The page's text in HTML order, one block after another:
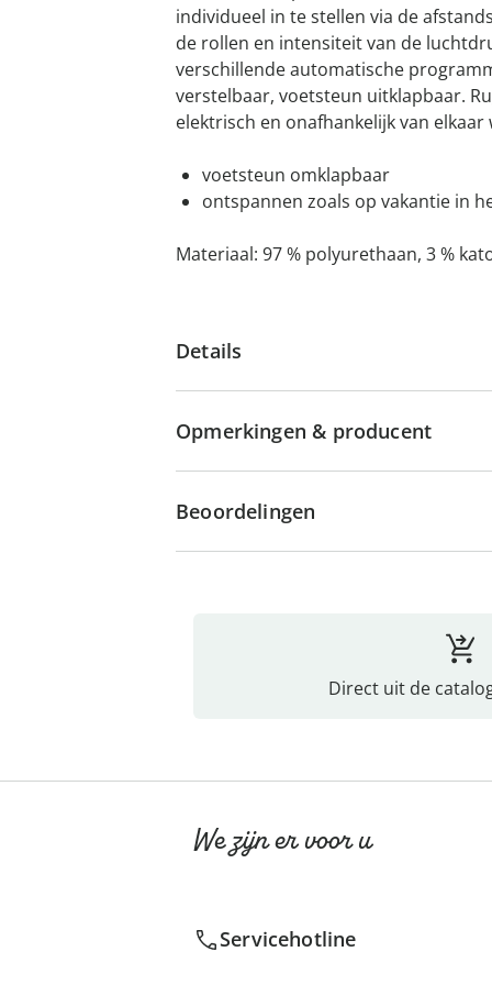
individueel in te stellen via de
de rollen en intensiteit van de
verschillende automatische
verstelbaar, voetsteun uitklapbaar.
elektrisch en onafhankelijk van
voetsteun omklapbaar
ontspannen zoals op vakantie in
Materiaal: 97 % polyurethaan, 3 %
Details
Opmerkingen & producent
Beoordelingen
Direct uit de
We zijn er voor u
Servicehotline